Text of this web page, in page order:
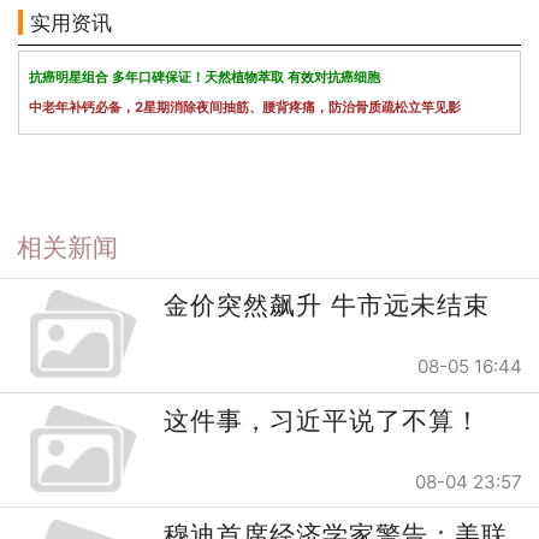
实用资讯
抗癌明星组合 多年口碑保证！天然植物萃取 有效对抗癌细胞
中老年补钙必备，2星期消除夜间抽筋、腰背疼痛，防治骨质疏松立竿见影
相关新闻
金价突然飙升 牛市远未结束
08-05 16:44
这件事，习近平说了不算！
08-04 23:57